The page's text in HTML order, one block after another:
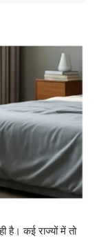
है। कई राज्यों में तो